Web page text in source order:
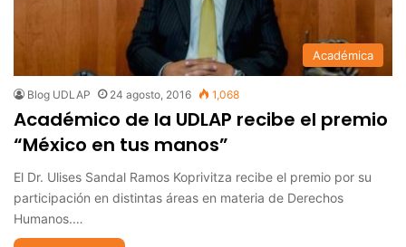
Académica
Blog UDLAP 24 agosto, 2016 1,068
Académico de la UDLAP recibe el premio
“México en tus manos”
El Dr. Ulises Sandal Ramos Koprivitza recibe el premio por su
participación en distintas áreas en materia de Derechos
Humanos.…